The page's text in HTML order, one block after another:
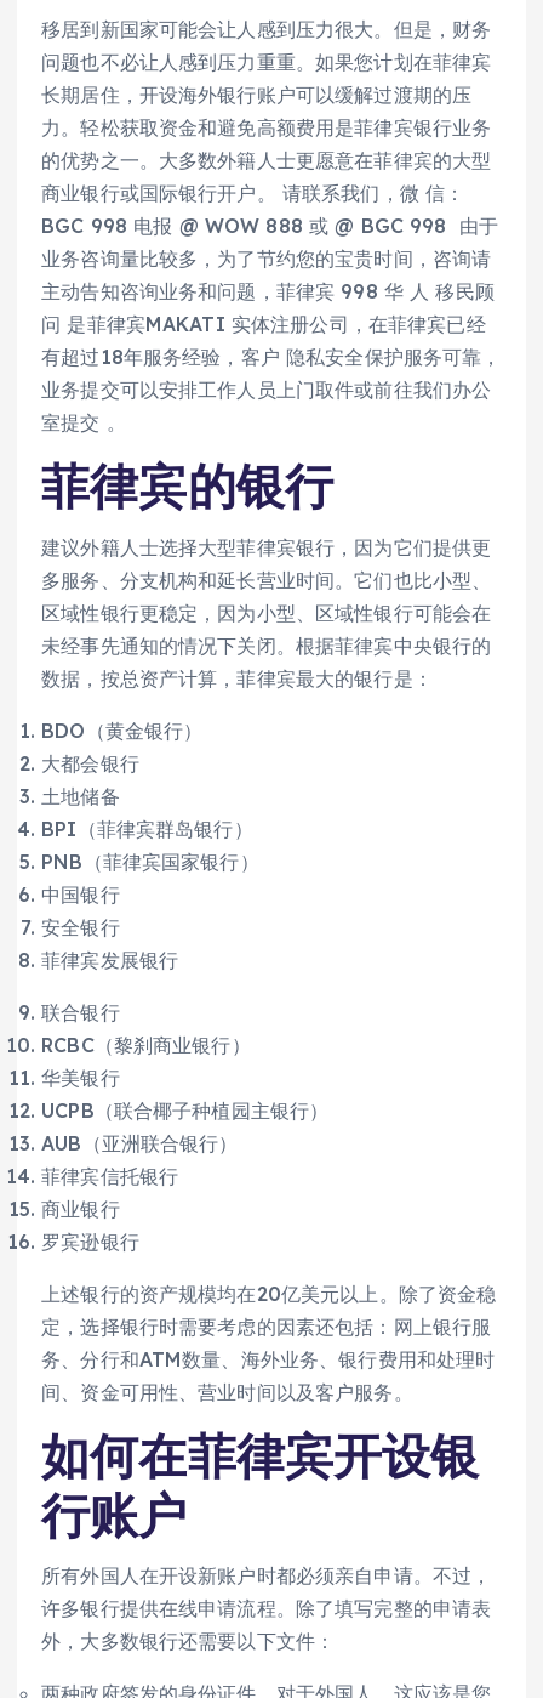
移居到新国家可能会让人感到压力很大。但是，财务
问题也不必让人感到压力重重。如果您计划在菲律宾
长期居住，开设海外银行账户可以缓解过渡期的压
力。轻松获取资金和避免高额费用是菲律宾银行业务
的优势之一。大多数外籍人士更愿意在菲律宾的大型
商业银行或国际银行开户。 请联系我们，微 信：
BGC 998 电报 @ WOW 888 或 @ BGC 998 由于
业务咨询量比较多，为了节约您的宝贵时间，咨询请
主动告知咨询业务和问题，菲律宾 998 华 人 移民顾
问 是菲律宾MAKATI 实体注册公司，在菲律宾已经
有超过18年服务经验，客户 隐私安全保护服务可靠，
业务提交可以安排工作人员上门取件或前往我们办公
室提交 。
菲律宾的银行
建议外籍人士选择大型菲律宾银行，因为它们提供更
多服务、分支机构和延长营业时间。它们也比小型、
区域性银行更稳定，因为小型、区域性银行可能会在
未经事先通知的情况下关闭。根据菲律宾中央银行的
数据，按总资产计算，菲律宾最大的银行是：
BDO（黄金银行）
大都会银行
土地储备
BPI（菲律宾群岛银行）
PNB（菲律宾国家银行）
中国银行
安全银行
菲律宾发展银行
联合银行
RCBC（黎刹商业银行）
华美银行
UCPB（联合椰子种植园主银行）
AUB（亚洲联合银行）
菲律宾信托银行
商业银行
罗宾逊银行
上述银行的资产规模均在20亿美元以上。除了资金稳
定，选择银行时需要考虑的因素还包括：网上银行服
务、分行和ATM数量、海外业务、银行费用和处理时
间、资金可用性、营业时间以及客户服务。
如何在菲律宾开设银
行账户
所有外国人在开设新账户时都必须亲自申请。不过，
许多银行提供在线申请流程。除了填写完整的申请表
外，大多数银行还需要以下文件：